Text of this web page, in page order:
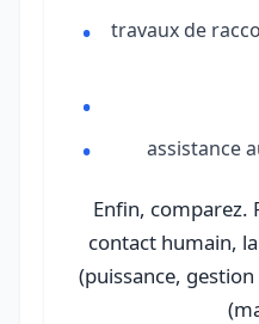
travaux de
assistance
Enfin, comparez.
contact humain,
(puissance,